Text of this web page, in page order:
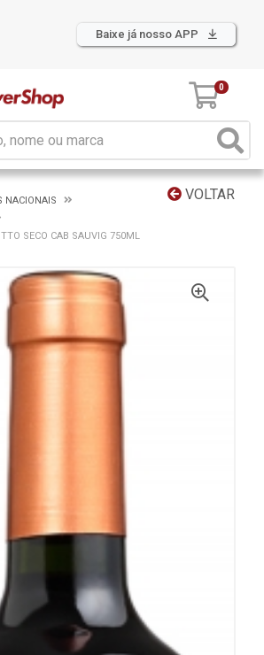
Baixe já nosso APP
0
VOLTAR
NACIONAIS
SECO CAB SAUVIG 750ML